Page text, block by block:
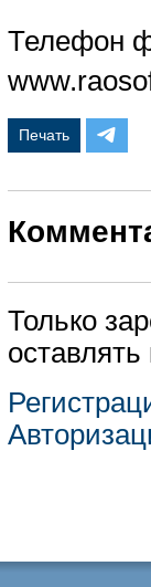
Телефон
Печать
Только